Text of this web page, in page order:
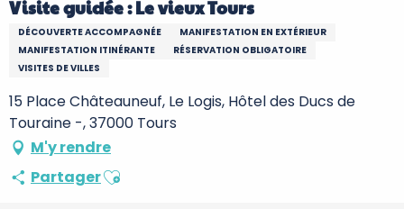
Visite guidée : Le vieux Tours
DÉCOUVERTE ACCOMPAGNÉE
MANIFESTATION EN EXTÉRIEUR
MANIFESTATION ITINÉRANTE
RÉSERVATION OBLIGATOIRE
VISITES DE VILLES
15 Place Châteauneuf, Le Logis, Hôtel des Ducs de
Touraine -, 37000 Tours
M'y rendre
PartagerAjouter aux favoris